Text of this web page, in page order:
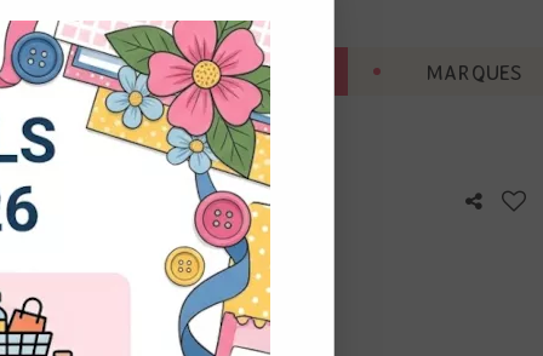
BONNES AFFAIRES MARQUES
- Oasis
avis !
nos
non
Vous
à droite